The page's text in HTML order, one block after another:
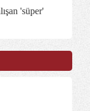
'süper'